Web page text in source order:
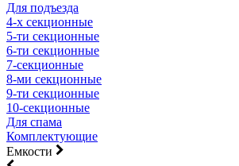
Для подъезда
4-х секционные
5-ти секционные
6-ти секционные
7-секционные
8-ми секционные
9-ти секционные
10-секционные
Для спама
Комплектующие
Емкости